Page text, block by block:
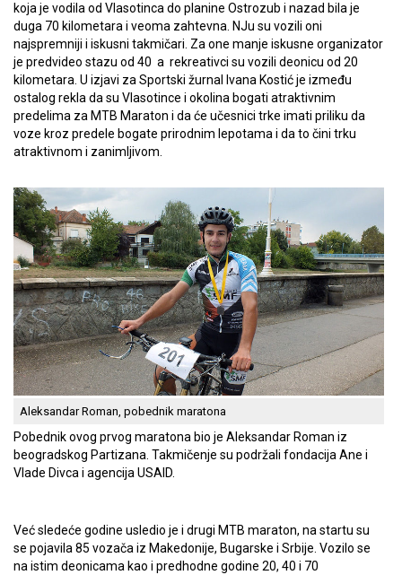
koja je vodila od Vlasotinca do planine Ostrozub i nazad bila je
duga 70 kilometara i veoma zahtevna. NJu su vozili oni
najspremniji i iskusni takmičari. Za one manje iskusne organizator
je predvideo stazu od 40 a rekreativci su vozili deonicu od 20
kilometara. U izjavi za Sportski žurnal Ivana Kostić je između
ostalog rekla da su Vlasotince i okolina bogati atraktivnim
predelima za MTB Maraton i da će učesnici trke imati priliku da
voze kroz predele bogate prirodnim lepotama i da to čini trku
atraktivnom i zanimljivom.
Aleksandar Roman, pobednik maratona
Pobednik ovog prvog maratona bio je Aleksandar Roman iz
beogradskog Partizana. Takmičenje su podržali fondacija Ane i
Vlade Divca i agencija USAID.
Već sledeće godine usledio je i drugi MTB maraton, na startu su
se pojavila 85 vozača iz Makedonije, Bugarske i Srbije. Vozilo se
na istim deonicama kao i predhodne godine 20, 40 i 70